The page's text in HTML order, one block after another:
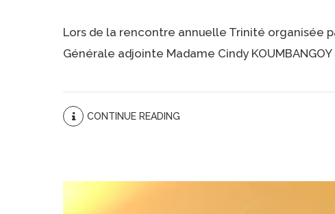
Lors de la rencontre annuelle Trinité organisée
Générale adjointe Madame Cindy
CONTINUE READING